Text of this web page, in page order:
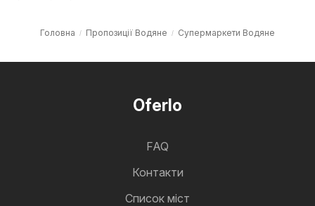
Головна Пропозиції Водяне Супермаркети Водяне
Oferlo
FAQ
Контакти
Cписок міст